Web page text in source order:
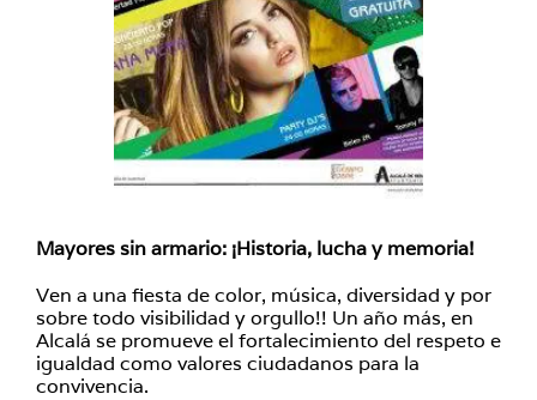
Mayores sin armario: ¡Historia, lucha y memoria!
Ven a una fiesta de color, música, diversidad y por
sobre todo visibilidad y orgullo!! Un año más, en
Alcalá se promueve el fortalecimiento del respeto e
igualdad como valores ciudadanos para la
convivencia.